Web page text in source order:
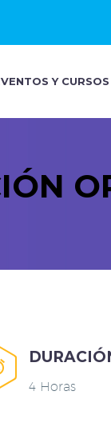
Y CURSOS
4 Horas